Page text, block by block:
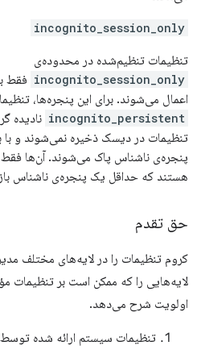
incognito_session_only
تنظیمات تنظیم‌شده در محدوده‌ی
incognito_session_only فقط
اعمال می‌شوند. برای این پنجره‌ها،
incognito_persistent نادیده
تنظیمات در دیسک ذخیره نمی‌شوند و
پنجره‌ی ناشناس پاک می‌شوند. آن‌ها فقط
هستند که حداقل یک پنجره‌ی ناشناس
حق تقدم
کروم تنظیمات را در لایه‌های مختلف
لایه‌هایی را که ممکن است بر تنظیمات
اولویت شرح می‌دهد.
تنظیمات سیستم ارائه شده